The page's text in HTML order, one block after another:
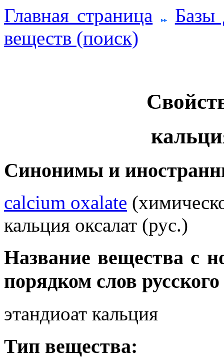
Главная страница
Базы
веществ (поиск)
Синонимы и
calcium oxalate
кальция оксалат (рус.)
Название вещества с
порядком слов
этандиоат кальция
Тип вещества: